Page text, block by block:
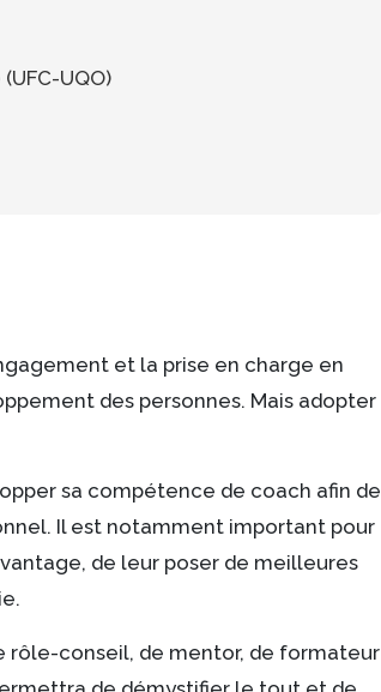
UQO)
et la prise en charge en
des personnes. Mais adopter
sa compétence de coach afin de
Il est notamment important pour
de leur poser de meilleures
rôle-conseil, de mentor, de formateur